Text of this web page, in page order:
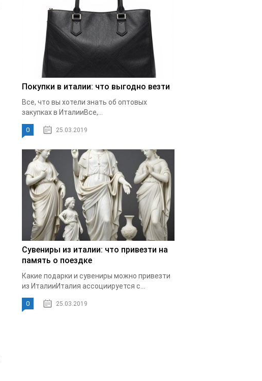
Покупки в италии: что выгодно везти
Все, что вы хотели знать об оптовых
закупках в ИталииВсе,...
0 25.03.2019
Сувениры из италии: что привезти на
память о поездке
Какие подарки и сувениры можно привезти
из ИталииИталия ассоциируется с...
0 25.03.2019